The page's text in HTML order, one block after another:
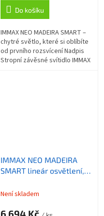
Do košíku
IMMAX NEO MADEIRA SMART –
chytré světlo, které si oblíbíte
od prvního rozsvícení Nadpis
Stropní závěsné svítidlo IMMAX
IMMAX NEO MADEIRA
SMART lineár osvětlení,
TUYA
Není skladem
6 694 Kč